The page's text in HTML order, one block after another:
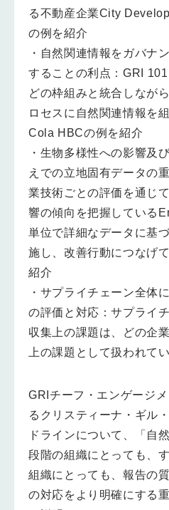
る不動産企業City
の例を紹介
・自然関連情報をガバナ
することの利点：GRI
どの枠組みと統合しなが
ロセスに自然関連情報を
Cola HBCの例を紹介
・生物多様性への影響及
えでの立地固有データの
業技術ごとの評価を通じ
響の傾向を把握している
単位で詳細なデータに基
施し、改善行動につなげ
紹介
・サプライチェーン全体
の評価と対応：サプライ
収集上の課題は、どの企
上の課題として扱われてい
GRIチーフ・エンゲージ
るクリスティーナ・ギル
ドラインについて、「自
段階の組織にとっても、
組織にとっても、報告の
の対応をより明確にする